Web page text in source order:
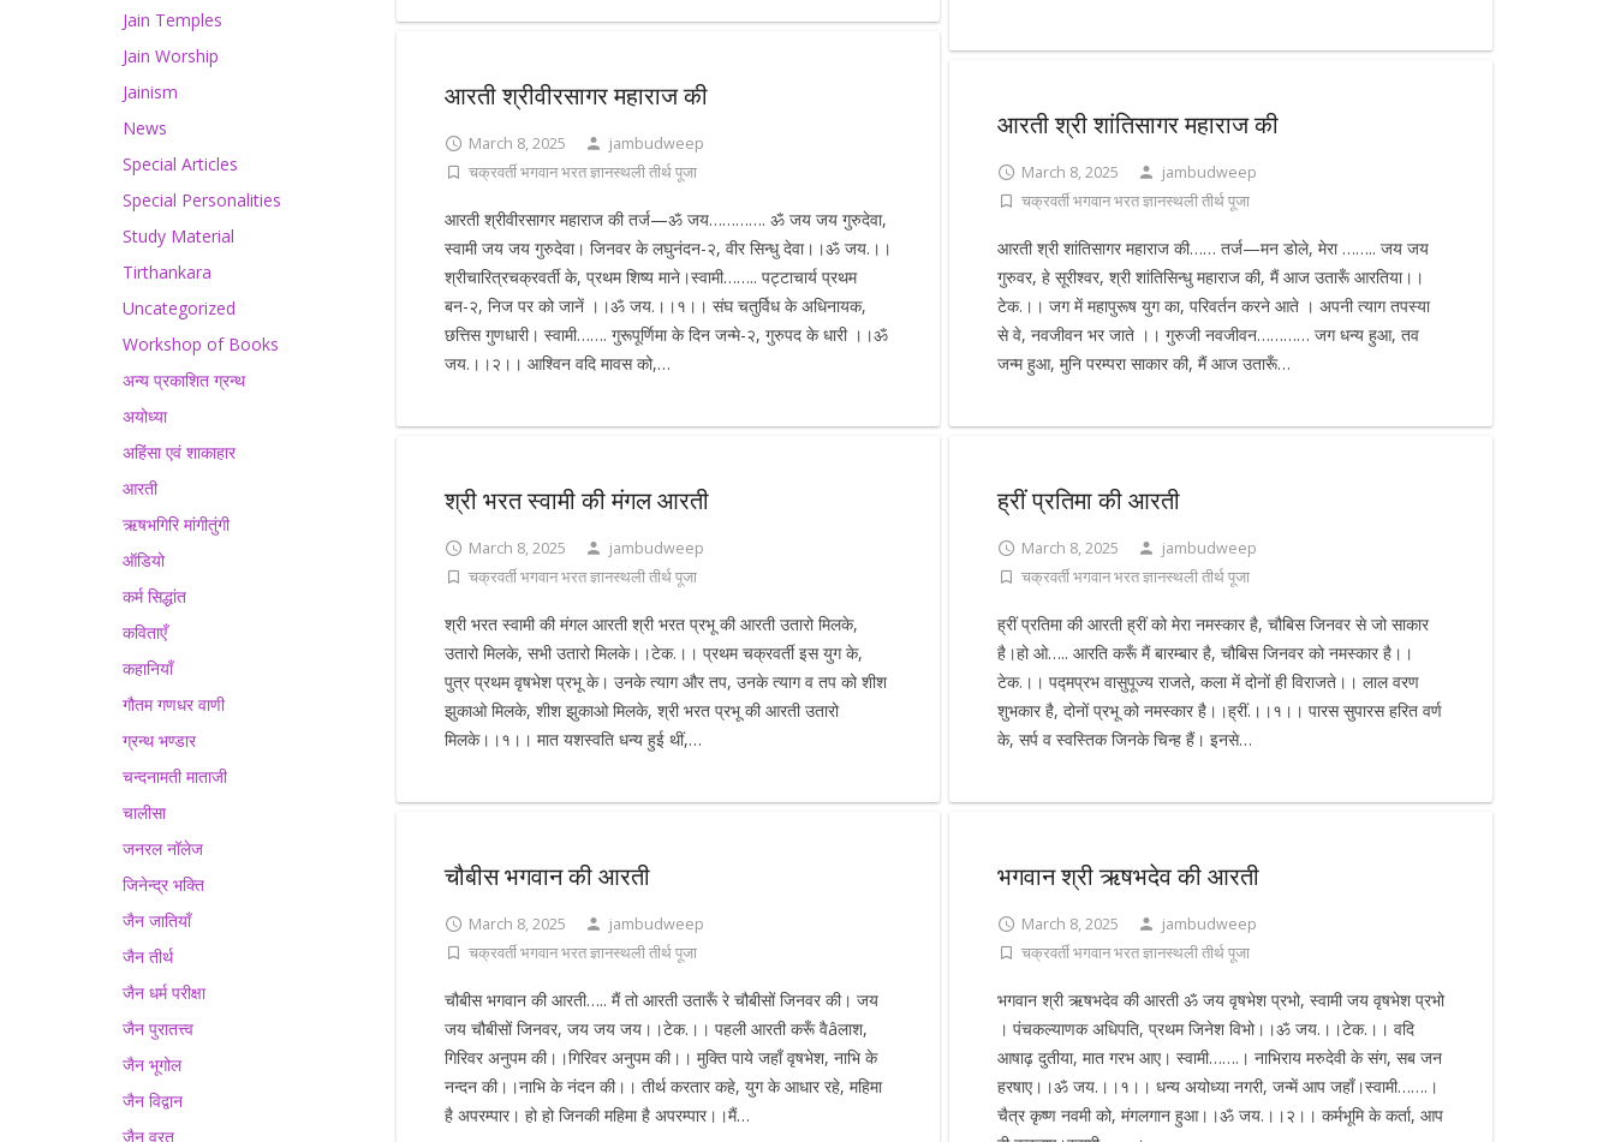
आरती श्रीवीरसागर महाराज की
March 8, 2025
jambudweep
चक्रवर्ती भगवान भरत ज्ञानस्थली तीर्थ पूजा
आरती श्रीवीरसागर महाराज की तर्ज—ॐ जय…………. ॐ जय जय गुरुदेवा,
स्वामी जय जय गुरुदेवा। जिनवर के लघुनंदन-२, वीर सिन्धु देवा।।ॐ जय.।।
श्रीचारित्रचक्रवर्ती के, प्रथम शिष्य माने।स्वामी…….. पट्टाचार्य प्रथम
बन-२, निज पर को जानें ।।ॐ जय.।।१।। संघ चतुर्विध के अधिनायक,
छत्तिस गुणधारी। स्वामी……. गुरूपूर्णिमा के दिन जन्मे-२, गुरुपद के धारी ।।ॐ
जय.।।२।। आश्विन वदि मावस को,…
आरती श्री शांतिसागर महाराज की
March 8, 2025
jambudweep
चक्रवर्ती भगवान भरत ज्ञानस्थली तीर्थ पूजा
आरती श्री शांतिसागर महाराज की…… तर्ज—मन डोले, मेरा …….. जय जय
गुरुवर, हे सूरीश्वर, श्री शांतिसिन्धु महाराज की, मैं आज उतारूँ आरतिया।।
टेक.।। जग में महापुरूष युग का, परिवर्तन करने आते । अपनी त्याग तपस्या
से वे, नवजीवन भर जाते ।। गुरुजी नवजीवन………… जग धन्य हुआ, तव
जन्म हुआ, मुनि परम्परा साकार की, मैं आज उतारूँ…
श्री भरत स्वामी की मंगल आरती
March 8, 2025
jambudweep
चक्रवर्ती भगवान भरत ज्ञानस्थली तीर्थ पूजा
श्री भरत स्वामी की मंगल आरती श्री भरत प्रभू की आरती उतारो मिलके,
उतारो मिलके, सभी उतारो मिलके।।टेक.।। प्रथम चक्रवर्ती इस युग के,
पुत्र प्रथम वृषभेश प्रभू के। उनके त्याग और तप, उनके त्याग व तप को शीश
झुकाओ मिलके, शीश झुकाओ मिलके, श्री भरत प्रभू की आरती उतारो
मिलके।।१।। मात यशस्वति धन्य हुई थीं,…
ह्रीं प्रतिमा की आरती
March 8, 2025
jambudweep
चक्रवर्ती भगवान भरत ज्ञानस्थली तीर्थ पूजा
ह्रीं प्रतिमा की आरती ह्रीं को मेरा नमस्कार है, चौबिस जिनवर से जो साकार
है।हो ओ….. आरति करूँ मैं बारम्बार है, चौबिस जिनवर को नमस्कार है।।
टेक.।। पद्मप्रभ वासुपूज्य राजते, कला में दोनों ही विराजते।। लाल वरण
शुभकार है, दोनों प्रभू को नमस्कार है।।ह्रीं.।।१।। पारस सुपारस हरित वर्ण
के, सर्प व स्वस्तिक जिनके चिन्ह हैं। इनसे…
चौबीस भगवान की आरती
March 8, 2025
jambudweep
चक्रवर्ती भगवान भरत ज्ञानस्थली तीर्थ पूजा
चौबीस भगवान की आरती….. मैं तो आरती उतारूँ रे चौबीसों जिनवर की। जय
जय चौबीसों जिनवर, जय जय जय।।टेक.।। पहली आरती करूँ वैâलाश,
गिरिवर अनुपम की।।गिरिवर अनुपम की।। मुक्ति पाये जहाँ वृषभेश, नाभि के
नन्दन की।।नाभि के नंदन की।। तीर्थ करतार कहे, युग के आधार रहे, महिमा
है अपरम्पार। हो हो जिनकी महिमा है अपरम्पार।।मैं…
भगवान श्री ऋषभदेव की आरती
March 8, 2025
jambudweep
चक्रवर्ती भगवान भरत ज्ञानस्थली तीर्थ पूजा
भगवान श्री ऋषभदेव की आरती ॐ जय वृषभेश प्रभो, स्वामी जय वृषभेश प्रभो
। पंचकल्याणक अधिपति, प्रथम जिनेश विभो।।ॐ जय.।।टेक.।। वदि
आषाढ़ दुतीया, मात गरभ आए। स्वामी…….। नाभिराय मरुदेवी के संग, सब जन
हरषाए।।ॐ जय.।।१।। धन्य अयोध्या नगरी, जन्में आप जहाँ।स्वामी…….।
चैत्र कृष्ण नवमी को, मंगलगान हुआ।।ॐ जय.।।२।। कर्मभूमि के कर्ता, आप
Jain Temples
Jain Worship
Jainism
News
Special Articles
Special Personalities
Study Material
Tirthankara
Uncategorized
Workshop of Books
अन्य प्रकाशित ग्रन्थ
अयोध्या
अहिंसा एवं शाकाहार
आरती
ऋषभगिरि मांगीतुंगी
ऑडियो
कर्म सिद्धांत
कविताएँ
कहानियाँ
गौतम गणधर वाणी
ग्रन्थ भण्डार
चन्दनामती माताजी
चालीसा
जनरल नॉलेज
जिनेन्द्र भक्ति
जैन जातियाँ
जैन तीर्थ
जैन धर्म परीक्षा
जैन पुरातत्त्व
जैन भूगोल
जैन विद्वान
जैन व्रत